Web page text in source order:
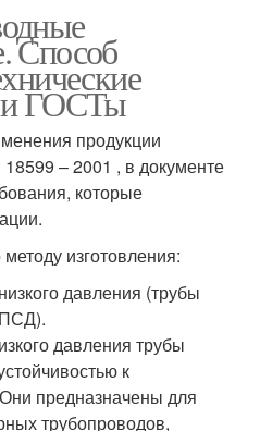
Способ
и ГОСТы
продукции
– 2001 , в документе
которые
изготовления:
давления (трубы
давления трубы
к
предназначены для
трубопроводов,